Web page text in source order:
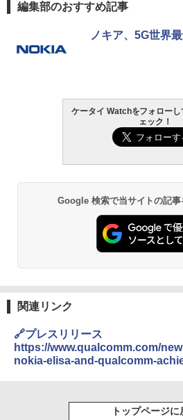
編集部のおすすめ記事
ノキア、5G世界
ケータイ Watchをフォロー
ェック！
Google 検索で当サイトの記
関連リンク
🔗プレスリリース
https://www.qualcomm.com/
nokia-elisa-and-qualcomm-
トップページに